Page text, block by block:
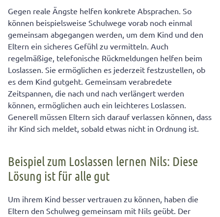
Gegen reale Ängste helfen konkrete Absprachen. So
können beispielsweise Schulwege vorab noch einmal
gemeinsam abgegangen werden, um dem Kind und den
Eltern ein sicheres Gefühl zu vermitteln. Auch
regelmäßige, telefonische Rückmeldungen helfen beim
Loslassen. Sie ermöglichen es jederzeit festzustellen, ob
es dem Kind gutgeht. Gemeinsam verabredete
Zeitspannen, die nach und nach verlängert werden
können, ermöglichen auch ein leichteres Loslassen.
Generell müssen Eltern sich darauf verlassen können, dass
ihr Kind sich meldet, sobald etwas nicht in Ordnung ist.
Beispiel zum Loslassen lernen Nils: Diese
Lösung ist für alle gut
Um ihrem Kind besser vertrauen zu können, haben die
Eltern den Schulweg gemeinsam mit Nils geübt. Der